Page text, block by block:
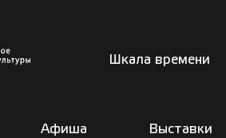
Шкала времени
Афиша Выставки